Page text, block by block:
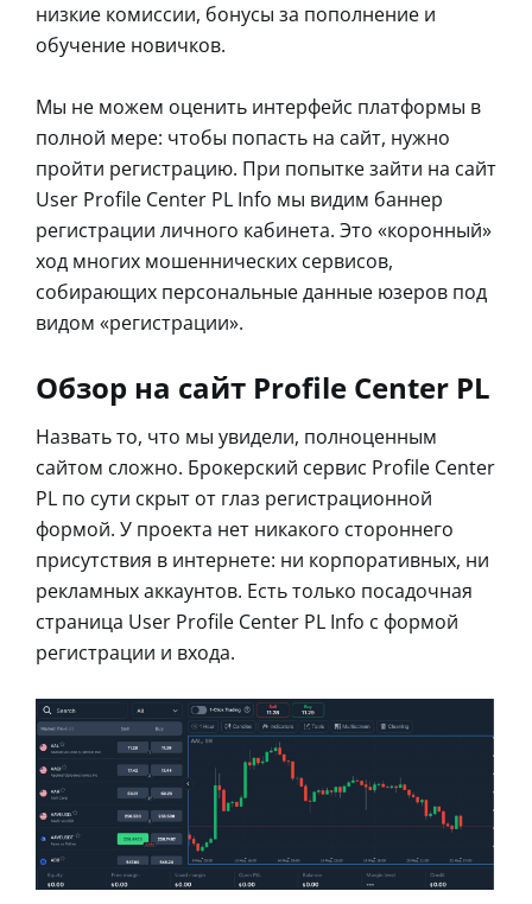
низкие комиссии, бонусы за пополнение и
обучение новичков.
Мы не можем оценить интерфейс платформы в
полной мере: чтобы попасть на сайт, нужно
пройти регистрацию. При попытке зайти на сайт
User Profile Center PL Info мы видим баннер
регистрации личного кабинета. Это «коронный»
ход многих мошеннических сервисов,
собирающих персональные данные юзеров под
видом «регистрации».
Обзор на сайт Profile Center PL
Назвать то, что мы увидели, полноценным
сайтом сложно. Брокерский сервис Profile Center
PL по сути скрыт от глаз регистрационной
формой. У проекта нет никакого стороннего
присутствия в интернете: ни корпоративных, ни
рекламных аккаунтов. Есть только посадочная
страница User Profile Center PL Info с формой
регистрации и входа.